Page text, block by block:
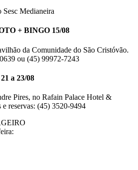
Sesc Medianeira
+ BINGO 15/08
da Comunidade do São Cristóvão.
ou (45) 99972-7243
a 23/08
Pires, no Rafain Palace Hotel &
reservas: (45) 3520-9494